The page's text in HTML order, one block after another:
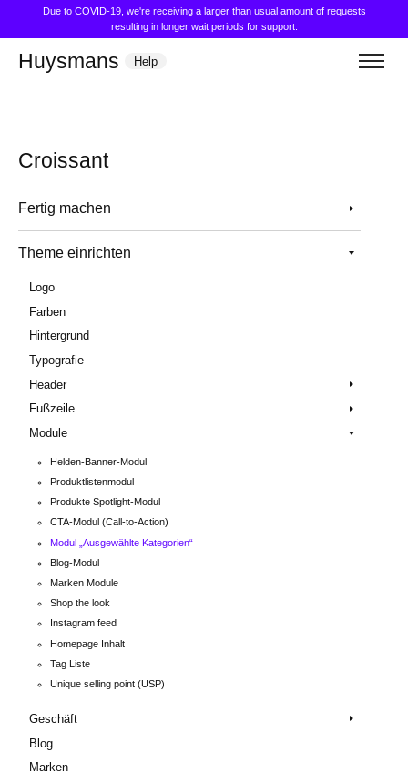
Due to COVID-19, we're receiving a larger than usual amount of requests
resulting in longer wait periods for support.
Huysmans Help
Croissant
Fertig machen
Theme einrichten
Logo
Farben
Hintergrund
Typografie
Header
Fußzeile
Module
Helden-Banner-Modul
Produktlistenmodul
Produkte Spotlight-Modul
CTA-Modul (Call-to-Action)
Modul „Ausgewählte Kategorien“
Blog-Modul
Marken Module
Shop the look
Instagram feed
Homepage Inhalt
Tag Liste
Unique selling point (USP)
Geschäft
Blog
Marken